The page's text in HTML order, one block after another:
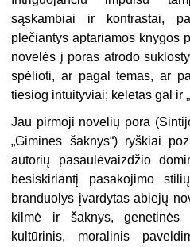
sąskambiai ir kontrastai,
plečiantys aptariamos knygos
novelės į poras atrodo
spėlioti, ar pagal temas, ar
tiesiog intuityviai; keletas gal ir
Jau pirmoji novelių pora
„Giminės šaknys“) ryškiai
autorių pasaulėvaizdžio
besiskiriantį pasakojimo
branduolys įvardytas abiejų
kilmė ir šaknys, genetinės
kultūrinis, moralinis